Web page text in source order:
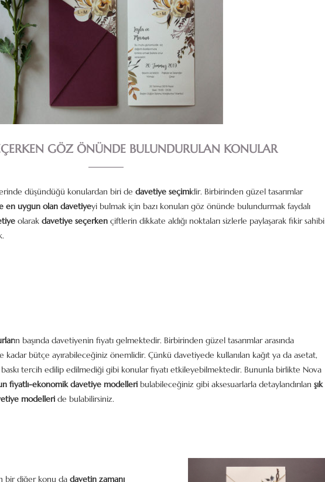
GÖZ ÖNÜNDE BULUNDURULAN KONULAR
düşündüğü konulardan biri de davetiye seçimidir. Birbirinden güzel tasarımlar
en uygun olan davetiyeyi bulmak için bazı konuları göz önünde bulundurmak faydalı
olarak davetiye seçerken çiftlerin dikkate aldığı noktaları sizlerle paylaşarak fikir sahibi
ın başında davetiyenin fiyatı gelmektedir. Birbirinden güzel tasarımlar arasında
bütçe ayırabileceğiniz önemlidir. Çünkü davetiyede kullanılan kağıt ya da asetat,
baskı tercih edilip edilmediği gibi konular fiyatı etkileyebilmektedir. Bununla birlikte Nova
fiyatlı-ekonomik davetiye modelleri bulabileceğiniz gibi aksesuarlarla detaylandırılan şık
modelleri de bulabilirsiniz.
bir diğer konu da davetin zamanı